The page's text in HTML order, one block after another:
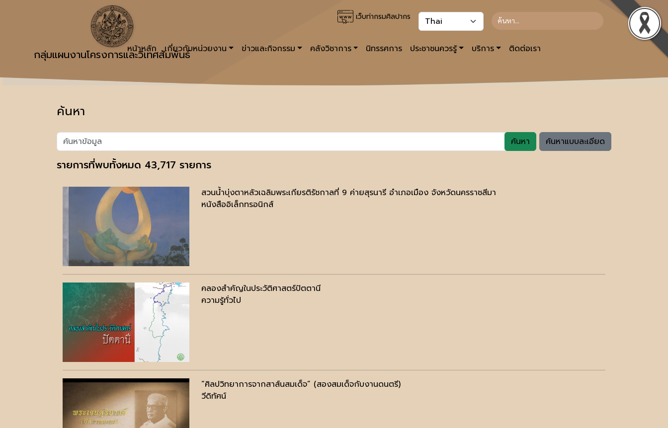
เว็บท่ากรมศิลปากร
กลุ่มแผนงานโครงการและวิเทศสัมพันธ์
หน้าหลัก เกี่ยวกับหน่วยงาน ข่าวและกิจกรรม คลังวิชาการ นิทรรศการ ประชาชนควรรู้ บริการ ติดต่อเรา
ค้นหา
ค้นหา ค้นหาแบบละเอียด
รายการที่พบทั้งหมด 43,717 รายการ
สวนน้ำบุ่งตาหลัวเฉลิมพระเกียรติรัชกาลที่ 9 ค่ายสุรนารี อำเภอเมือง จังหวัดนครราชสีมา
หนังสืออิเล็กทรอนิกส์
คลองสำคัญในประวัติศาสตร์ปัตตานี
ความรู้ทั่วไป
“ศิลปวิทยาการจากสาส์นสมเด็จ” (สองสมเด็จกับงานดนตรี)
วีดิทัศน์